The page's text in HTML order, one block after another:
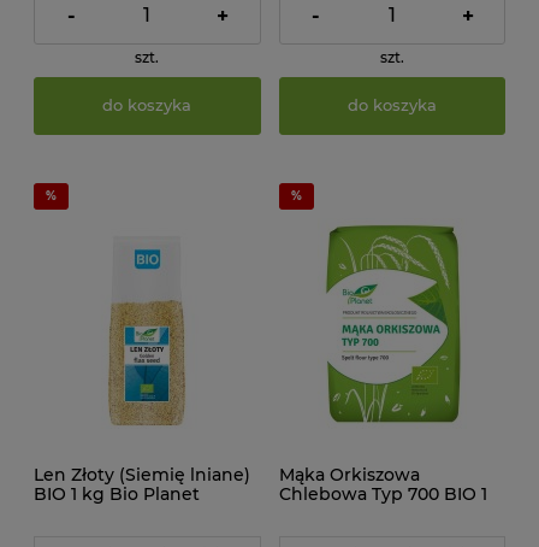
- +
szt.
do koszyka
- +
szt.
do koszyka
Len Złoty (Siemię lniane)
BIO 1 kg Bio Planet
Mąka Orkiszowa
Chlebowa Typ 700 BIO 1